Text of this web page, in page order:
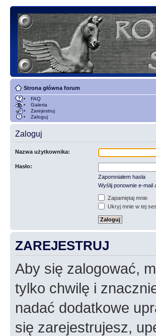
Strona główna forum
FAQ
Galeria
Zarejestruj
Zaloguj
Zaloguj
Nazwa użytkownika:
Hasło:
Zapomniałem hasła
Wyślij ponownie e-mail
Zapamiętaj mnie
Ukryj mnie w tej
ZAREJESTRUJ
Aby się zalogować,
tylko chwilę i
nadać dodatkowe
się zarejestrujesz,